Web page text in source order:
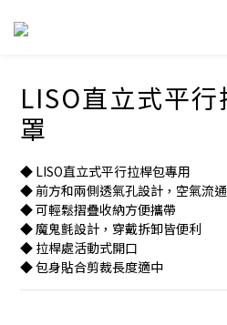
LISO直立式平
罩
◆ LISO直立式平行拉桿包專用
◆ 前方和兩側透氣孔設計，空氣流
◆ 可輕鬆摺疊收納方便攜帶
◆ 魔鬼氈設計，穿戴拆卸皆便利
◆ 拉桿處活動式開口
◆ 包身貼合剪裁長度適中